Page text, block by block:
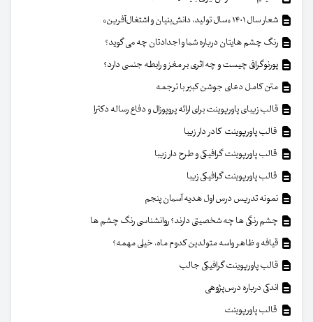
شعار سال ۱۴۰۱ «سال تولید، دانش‌بنیان و اشتغال‌آفرین»
رنگ چشم هایتان درباره شما و اجدادتان چه می گوید؟
پورنوگرافی چیست و چه اثری بر مغز و رابطه جنسی دارد؟
متن کامل دعای جوشن کبیر با ترجمه
قالب زیبای پاورپوینت برای ارائه پروپوزال و دفاع رساله دکترا
قالب پاورپوینت کادر دار زیبا
قالب پاورپوینت گرافیکی و طرح دار زیبا
قالب پاورپوینت گرافیکی زیبا
نمونه تدریس درس اول هدیه آسمان پنجم
چشم رنگی ها چه شخصیتی دارند؟ روانشناسی رنگ چشم ها
قیافه و ظاهر واسه متولدین کدوم ماه، خیلی مهمه؟
قالب پاورپوینت گرافیکی جالب
اندکی درباره درس‌پژوهی
قالب پاورپوینت